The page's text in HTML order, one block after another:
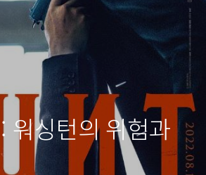
워싱턴의 위험과